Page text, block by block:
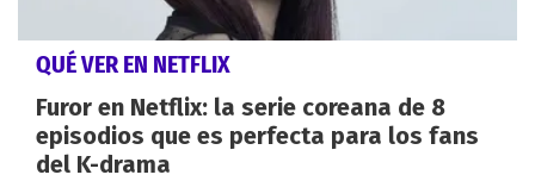
QUÉ VER EN NETFLIX
Furor en Netflix: la serie coreana de 8
episodios que es perfecta para los fans
del K-drama